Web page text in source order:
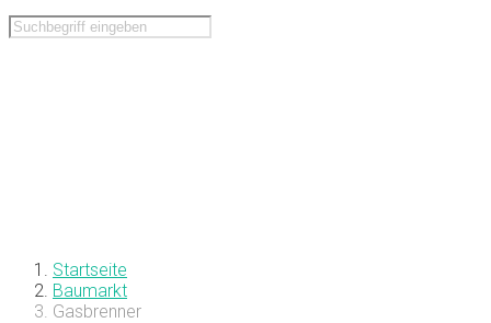
Startseite
Baumarkt
Gasbrenner